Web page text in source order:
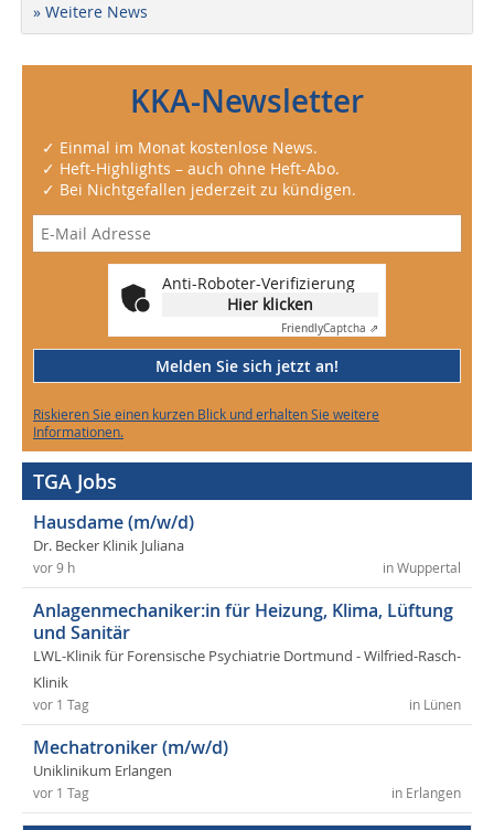
» Weitere News
KKA-Newsletter
✓ Einmal im Monat kostenlose News.
✓ Heft-Highlights – auch ohne Heft-Abo.
✓ Bei Nichtgefallen jederzeit zu kündigen.
Anti-Roboter-Verifizierung
Hier klicken
FriendlyCaptcha ⇗
Melden Sie sich jetzt an!
Riskieren Sie einen kurzen Blick und erhalten Sie weitere
Informationen.
TGA Jobs
Hausdame (m/w/d)
Dr. Becker Klinik Juliana
in Wuppertal
vor 9 h
Anlagenmechaniker:in für Heizung, Klima, Lüftung
und Sanitär
LWL-Klinik für Forensische Psychiatrie Dortmund - Wilfried-Rasch-
Klinik
in Lünen
vor 1 Tag
Mechatroniker (m/w/d)
Uniklinikum Erlangen
in Erlangen
vor 1 Tag